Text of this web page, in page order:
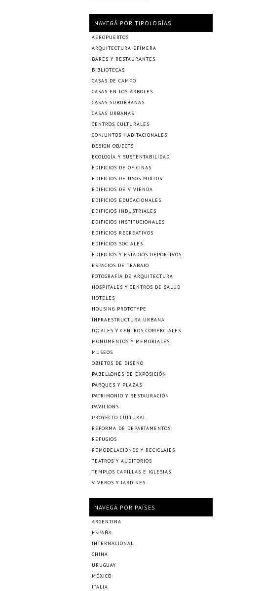
NAVEGÁ POR TIPOLOGÍAS
AEROPUERTOS
ARQUITECTURA EFÍMERA
BARES Y RESTAURANTES
BIBLIOTECAS
CASAS DE CAMPO
CASAS EN LOS ÁRBOLES
CASAS SUBURBANAS
CASAS URBANAS
CENTROS CULTURALES
CONJUNTOS HABITACIONALES
DESIGN OBJECTS
ECOLOGÍA Y SUSTENTABILIDAD
EDIFICIOS DE OFICINAS
EDIFICIOS DE USOS MIXTOS
EDIFICIOS DE VIVIENDA
EDIFICIOS EDUCACIONALES
EDIFICIOS INDUSTRIALES
EDIFICIOS INSTITUCIONALES
EDIFICIOS RECREATIVOS
EDIFICIOS SOCIALES
EDIFICIOS Y ESTADIOS DEPORTIVOS
ESPACIOS DE TRABAJO
FOTOGRAFÍA DE ARQUITECTURA
HOSPITALES Y CENTROS DE SALUD
HOTELES
HOUSING PROTOTYPE
INFRAESTRUCTURA URBANA
LOCALES Y CENTROS COMERCIALES
MONUMENTOS Y MEMORIALES
MUSEOS
OBJETOS DE DISEÑO
PABELLONES DE EXPOSICIÓN
PARQUES Y PLAZAS
PATRIMONIO Y RESTAURACIÓN
PAVILIONS
PROYECTO CULTURAL
REFORMA DE DEPARTAMENTOS
REFUGIOS
REMODELACIONES Y RECICLAJES
TEATROS Y AUDITORIOS
TEMPLOS CAPILLAS E IGLESIAS
VIVEROS Y JARDINES
NAVEGÁ POR PAÍSES
ARGENTINA
ESPAÑA
INTERNACIONAL
CHINA
URUGUAY
MÉXICO
ITALIA